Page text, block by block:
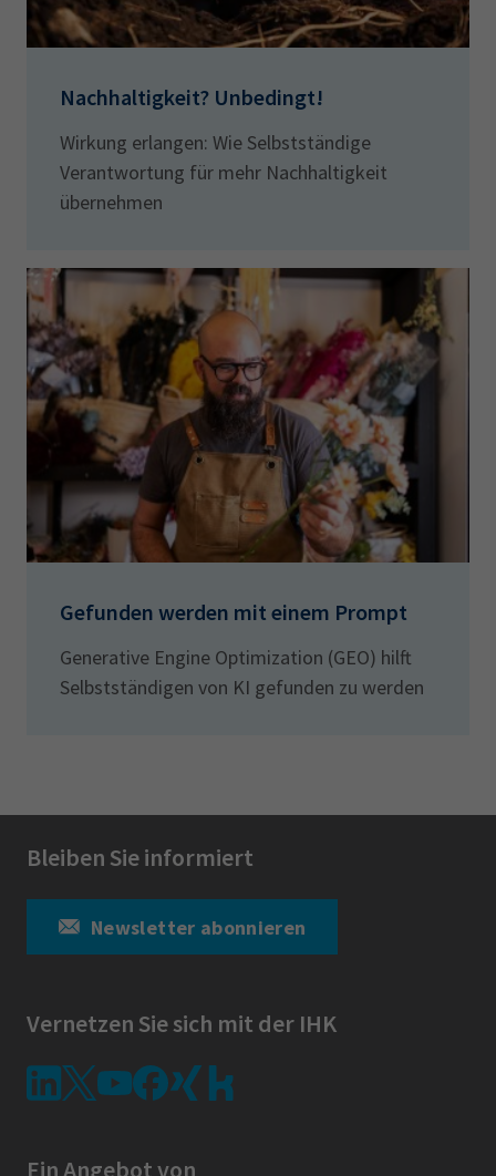
Nachhaltigkeit? Unbedingt!
Wirkung erlangen: Wie Selbstständige
Verantwortung für mehr Nachhaltigkeit
übernehmen
Gefunden werden mit einem Prompt
Generative Engine Optimization (GEO) hilft
Selbstständigen von KI gefunden zu werden
Bleiben Sie informiert
Newsletter abonnieren
Vernetzen Sie sich mit der IHK
Ein Angebot von